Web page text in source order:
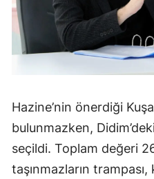
Hazine’nin önerdiği
bulunmazken,
seçildi. Toplam değeri
taşınmazların